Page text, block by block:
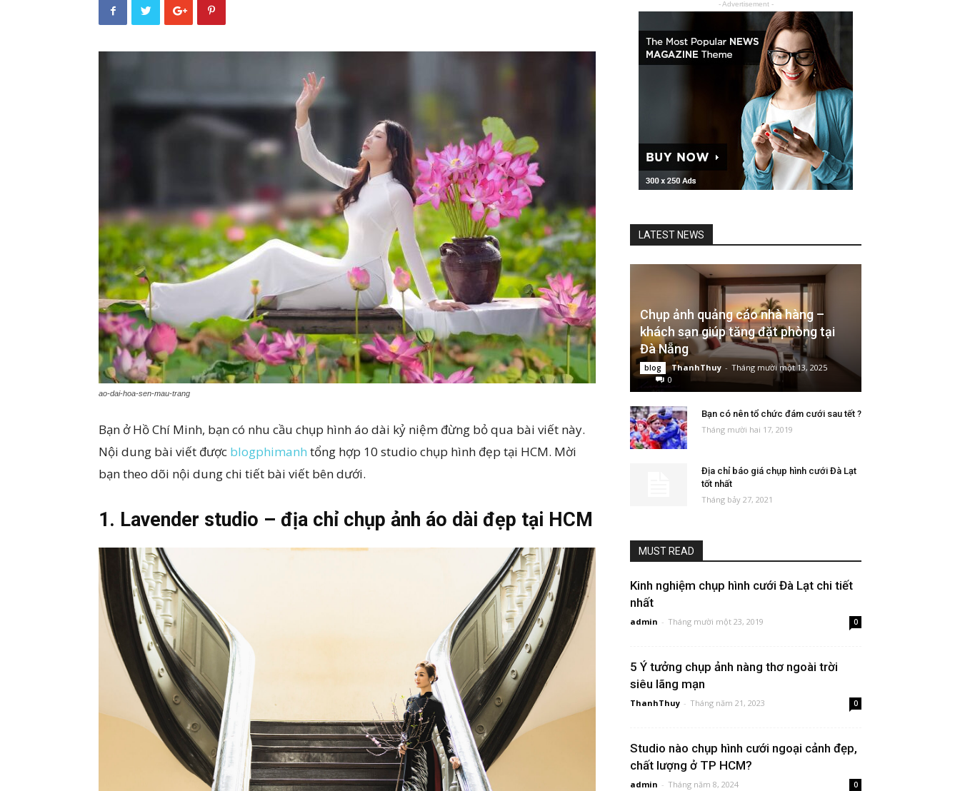
ao-dai-hoa-sen-mau-trang
Bạn ở Hồ Chí Minh, bạn có nhu cầu chụp hình áo dài kỷ niệm đừng bỏ qua bài viết này.
Nội dung bài viết được blogphimanh tổng hợp 10 studio chụp hình đẹp tại HCM. Mời
bạn theo dõi nội dung chi tiết bài viết bên dưới.
1. Lavender studio – địa chỉ chụp ảnh áo dài đẹp tại HCM
- Advertisement -
LATEST NEWS
Chụp ảnh quảng cáo nhà hàng –
khách sạn giúp tăng đặt phòng tại
Đà Nẵng
blog ThanhThuy - Tháng mười một 13, 2025
0
Bạn có nên tổ chức đám cưới sau tết ?
Tháng mười hai 17, 2019
Địa chỉ báo giá chụp hình cưới Đà Lạt
tốt nhất
Tháng bảy 27, 2021
MUST READ
Kinh nghiệm chụp hình cưới Đà Lạt chi tiết
nhất
admin - Tháng mười một 23, 2019 0
5 Ý tưởng chụp ảnh nàng thơ ngoài trời
siêu lãng mạn
ThanhThuy - Tháng năm 21, 2023 0
Studio nào chụp hình cưới ngoại cảnh đẹp,
chất lượng ở TP HCM?
admin - Tháng năm 8, 2024 0